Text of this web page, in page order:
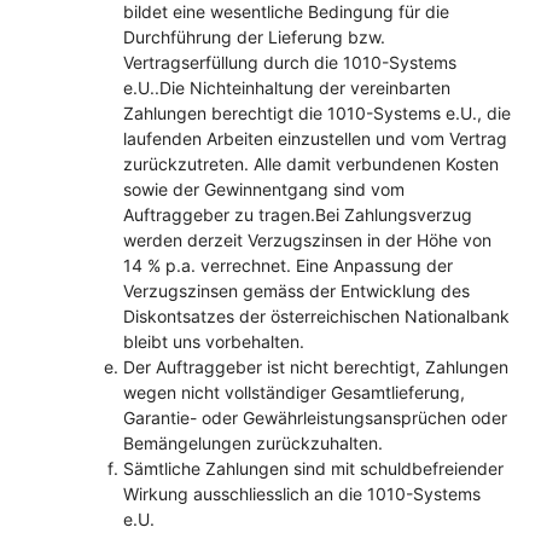
bildet eine wesentliche Bedingung für die
Durchführung der Lieferung bzw.
Vertragserfüllung durch die 1010-Systems
e.U..Die Nichteinhaltung der vereinbarten
Zahlungen berechtigt die 1010-Systems e.U., die
laufenden Arbeiten einzustellen und vom Vertrag
zurückzutreten. Alle damit verbundenen Kosten
sowie der Gewinnentgang sind vom
Auftraggeber zu tragen.Bei Zahlungsverzug
werden derzeit Verzugszinsen in der Höhe von
14 % p.a. verrechnet. Eine Anpassung der
Verzugszinsen gemäss der Entwicklung des
Diskontsatzes der österreichischen Nationalbank
bleibt uns vorbehalten.
Der Auftraggeber ist nicht berechtigt, Zahlungen
wegen nicht vollständiger Gesamtlieferung,
Garantie- oder Gewährleistungsansprüchen oder
Bemängelungen zurückzuhalten.
Sämtliche Zahlungen sind mit schuldbefreiender
Wirkung ausschliesslich an die 1010-Systems
e.U.